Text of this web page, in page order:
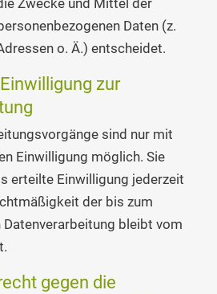
Zwecke und Mittel der
Daten (z.
o. Ä.) entscheidet.
zur
sind nur mit
Einwilligung möglich. Sie
erteilte Einwilligung jederzeit
der bis zum
bleibt vom
gegen die